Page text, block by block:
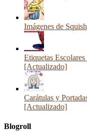
Imágenes de
Etiquetas
[Actualizado]
Carátulas y
[Actualizado]
Blogroll